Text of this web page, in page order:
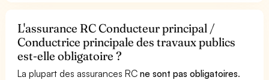
L'assurance RC Conducteur principal /
Conductrice principale des travaux publics
est-elle obligatoire ?
La plupart des assurances RCne sont pas obligatoires.